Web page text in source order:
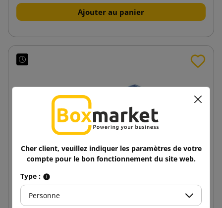
Ajouter au panier
Cher client, veuillez indiquer les paramètres de votre
compte pour le bon fonctionnement du site web.
Type :
Personne